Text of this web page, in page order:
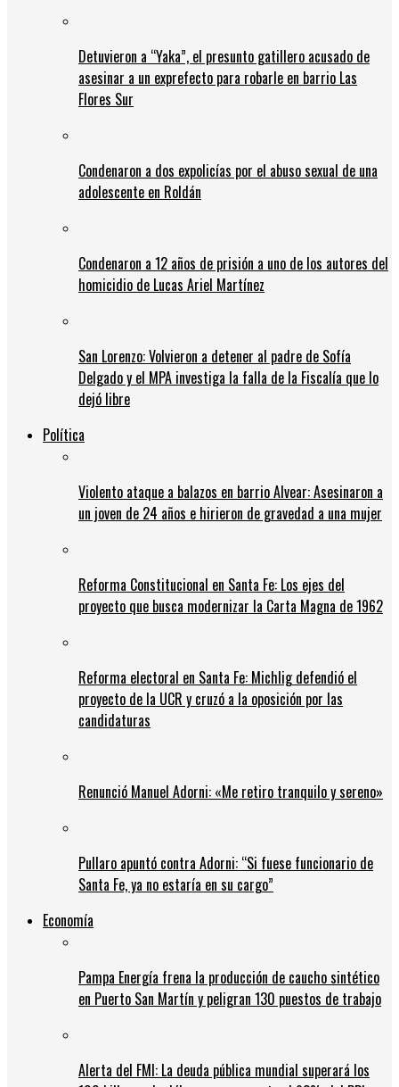
Detuvieron a “Yaka”, el presunto gatillero acusado de
asesinar a un exprefecto para robarle en barrio Las
Flores Sur
Condenaron a dos expolicías por el abuso sexual de una
adolescente en Roldán
Condenaron a 12 años de prisión a uno de los autores del
homicidio de Lucas Ariel Martínez
San Lorenzo: Volvieron a detener al padre de Sofía
Delgado y el MPA investiga la falla de la Fiscalía que lo
dejó libre
Política
Violento ataque a balazos en barrio Alvear: Asesinaron a
un joven de 24 años e hirieron de gravedad a una mujer
Reforma Constitucional en Santa Fe: Los ejes del
proyecto que busca modernizar la Carta Magna de 1962
Reforma electoral en Santa Fe: Michlig defendió el
proyecto de la UCR y cruzó a la oposición por las
candidaturas
Renunció Manuel Adorni: «Me retiro tranquilo y sereno»
Pullaro apuntó contra Adorni: “Si fuese funcionario de
Santa Fe, ya no estaría en su cargo”
Economía
Pampa Energía frena la producción de caucho sintético
en Puerto San Martín y peligran 130 puestos de trabajo
Alerta del FMI: La deuda pública mundial superará los